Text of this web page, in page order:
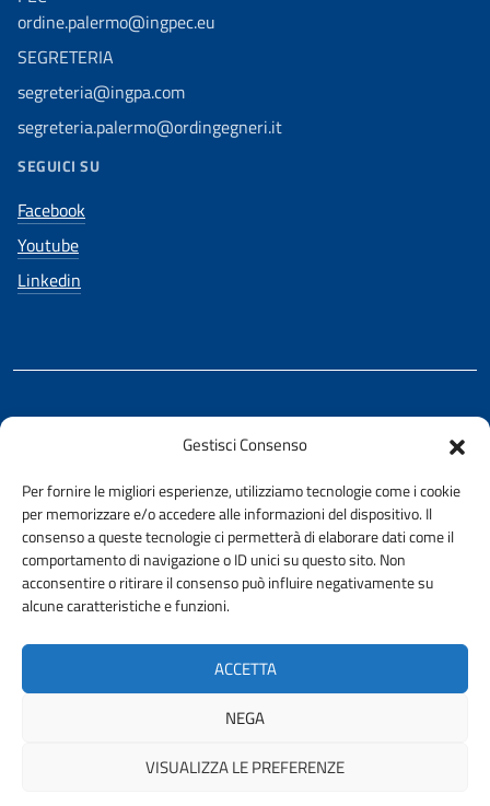
Gestisci Consenso
Per fornire le migliori esperienze, utilizziamo tecnologie come i cookie
per memorizzare e/o accedere alle informazioni del dispositivo. Il
consenso a queste tecnologie ci permetterà di elaborare dati come il
comportamento di navigazione o ID unici su questo sito. Non
acconsentire o ritirare il consenso può influire negativamente su
alcune caratteristiche e funzioni.
ACCETTA
NEGA
VISUALIZZA LE PREFERENZE
ordine.palermo@ingpec.eu
SEGRETERIA
segreteria@ingpa.com
segreteria.palermo@ordingegneri.it
SEGUICI SU
Facebook
Youtube
Linkedin
REALIZZATO CON LA COLLABORAZIONE DI
AMMINISTRAZIONE TRASPARENTE
PRIVACY E COOKIE POLICY URP
© 2026 ORDINE DEGLI INGEGNERI DELLA PROVINCIA DI PALERMO |